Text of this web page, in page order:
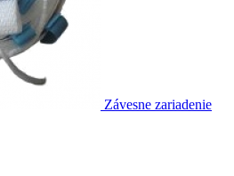
Závesne zariadenie